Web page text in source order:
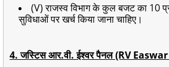
(V) राजस्व विभाग के कुल बजट का 10
सुविधाओं पर खर्च किया जाना चाहिए।
4. जस्टिस आर.वी. ईश्वर पैनल (RV